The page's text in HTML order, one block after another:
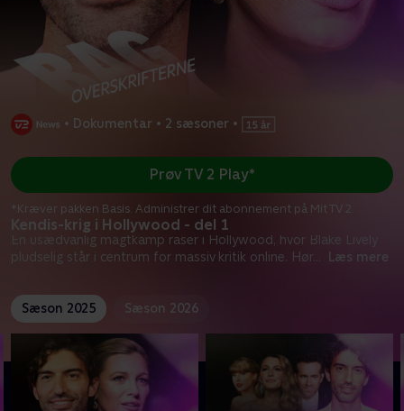
• Dokumentar • 2 sæsoner •
Kendis-krig i Hollywood - del 1
En usædvanlig magtkamp raser i Hollywood, hvor Blake Lively
pludselig står i centrum for massiv kritik online. Hør... Læs mere
Prøv TV 2 Play*
*Kræver pakken Basis. Administrer dit abonnement på Mit TV 2.
Sæson 2025 Sæson 2026